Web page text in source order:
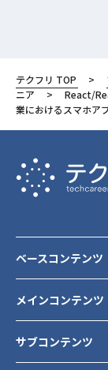
テクフリ TOP
ニア
React/
業におけるスマホア
メインコンテンツ
サブコンテンツ
ベースコンテンツ